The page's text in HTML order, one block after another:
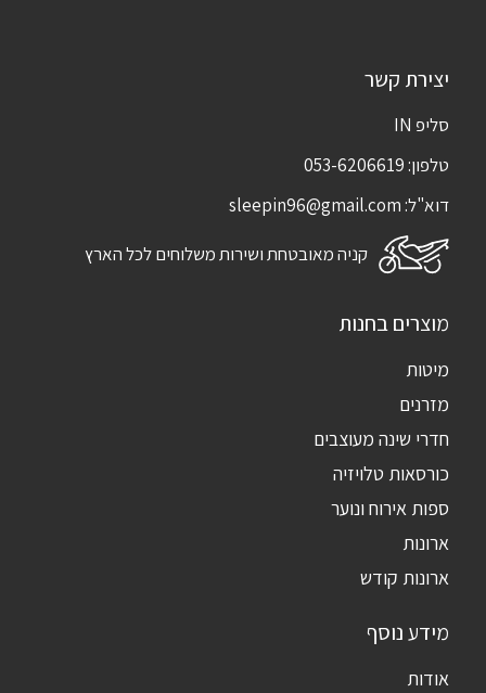
יצירת קשר
סליפ IN
טלפון:053-6206619
דוא"ל:sleepin96@gmail.com
קניה מאובטחת ושירות משלוחים לכל הארץ
מוצרים בחנות
מיטות
מזרנים
חדרי שינה מעוצבים
כורסאות טלויזיה
ספות אירוח ונוער
ארונות
ארונות קודש
מידע נוסף
אודות